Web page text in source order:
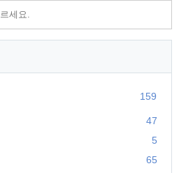
때 사용가능한 할인쿠폰북이랑봉주르 팝
집모양 팝빌을 만들어볼 수 있는 커다란 종
159
47
5
65